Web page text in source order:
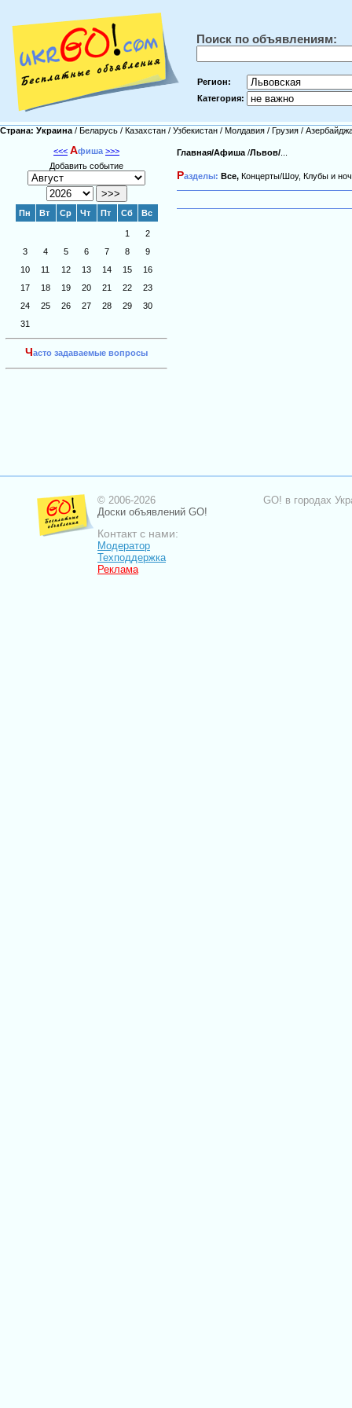
Поиск по объявлениям:
Регион:
Категория:
Страна: Украина / Беларусь / Казахстан / Узбекистан / Молдавия / Грузия /
<<< Афиша >>>
Добавить событие
Пн Вт Ср Чт Пт Сб Вс
1
2
3
4 5 6 7 8
9
10
11 12 13 14 15
16
17
18 19 20 21 22
23
24
25 26 27 28 29
30
31
Часто задаваемые вопросы
Главная/Афиша /Львов/
Разделы: Все, Концерты/Шоу, Клубы и
© 2006-2026
Доски объявлений GO!
Контакт с нами:
Модератор
Техподдержка
Реклама
GO! в городах